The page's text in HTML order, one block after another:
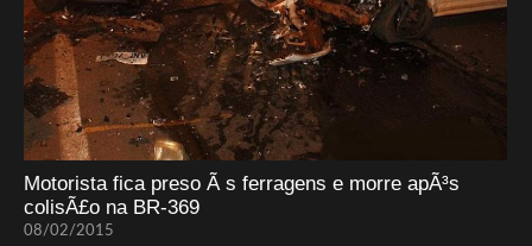
Motorista fica preso Ã s ferragens e morre apÃ³s
colisÃ£o na BR-369
08/02/2015